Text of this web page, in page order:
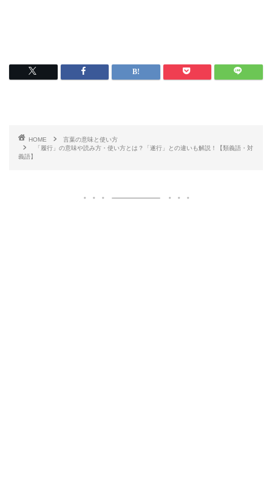
HOME
言葉の意味と使い方
「履行」の意味や読み方・使い方とは？「遂行」との違いも解説！【類義語・対
義語】